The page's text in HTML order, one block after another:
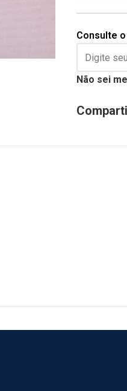
Consulte
Não sei